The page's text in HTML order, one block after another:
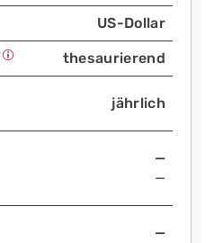
US-Dollar
thesaurierend
jährlich
—
—
—